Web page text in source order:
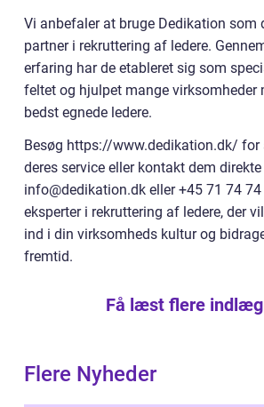
Vi anbefaler at bruge Dedikation som
partner i rekruttering af ledere.
erfaring har de etableret sig som
feltet og hjulpet mange virksomheder
bedst egnede ledere.
Besøg https://www.dedikation.dk/
deres service eller kontakt dem direkte
info@dedikation.dk eller +45 71 74
eksperter i rekruttering af ledere, der
ind i din virksomheds kultur og
fremtid.
Få læst flere
Flere Nyheder